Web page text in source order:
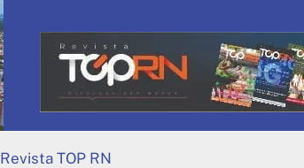
Revista TOP RN